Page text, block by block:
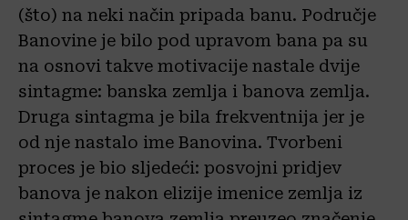
(što) na neki način pripada banu. Područje
Banovine je bilo pod upravom bana pa su
na osnovi takve motivacije nastale dvije
sintagme: banska zemlja i banova zemlja.
Druga sintagma je bila frekventnija jer je
od nje nastalo ime Banovina. Tvorbeni
proces je bio sljedeći: posvojni pridjev
banova je nakon elizije imenice zemlja iz